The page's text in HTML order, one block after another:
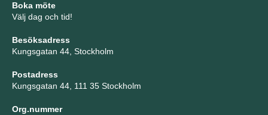
Boka möte
Välj dag och tid!
Besöksadress
Kungsgatan 44, Stockholm
Postadress
Kungsgatan 44, 111 35 Stockholm
Org.nummer